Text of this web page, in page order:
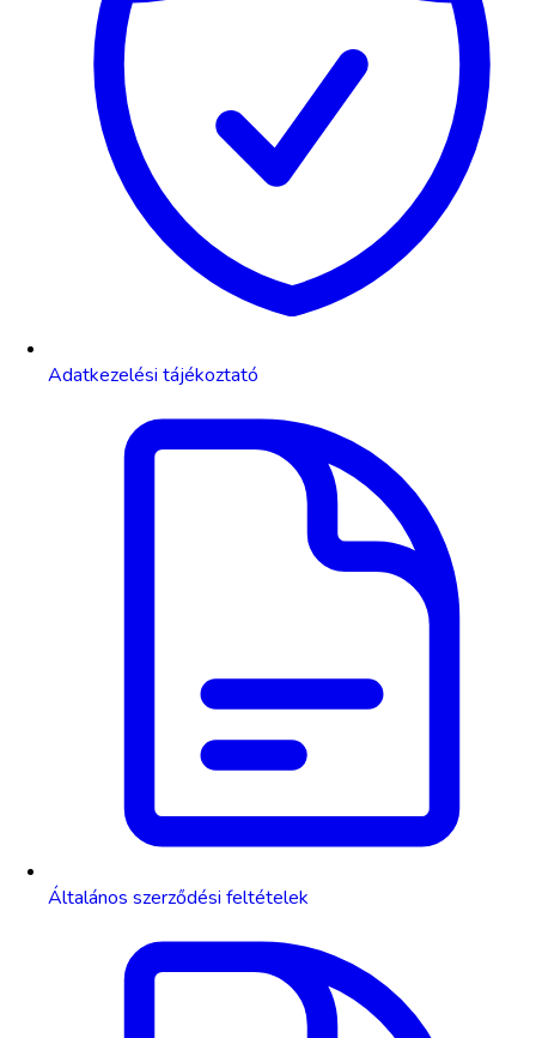
Adatkezelési tájékoztató
Általános szerződési feltételek